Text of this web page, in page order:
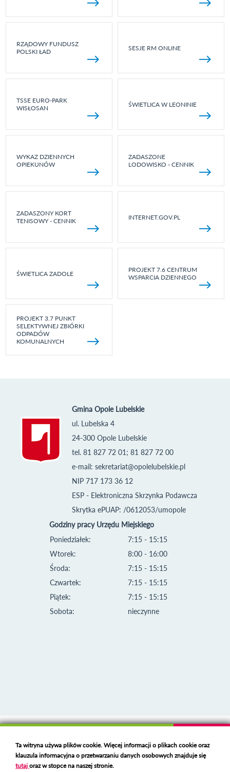
RZĄDOWY FUNDUSZ
POLSKI ŁAD
SESJE RM ONLINE
TSSE EURO-PARK
WISŁOSAN
ŚWIETLICA W LEONINIE
WYKAZ DZIENNYCH
OPIEKUNÓW
ZADASZONE
LODOWISKO - CENNIK
ZADASZONY KORT
TENISOWY - CENNIK
INTERNET.GOV.PL
ŚWIETLICA ZADOLE
PROJEKT 7.6 CENTRUM
WSPARCIA DZIENNEGO
PROJEKT 3.7 PUNKT
SELEKTYWNEJ ZBIÓRKI
ODPADÓW
KOMUNALNYCH
Gmina Opole Lubelskie
ul. Lubelska 4
24-300 Opole Lubelskie
tel. 81 827 72 01; 81 827 72 00
e-mail: sekretariat@opolelubelskie.pl
NIP 717 173 36 12
ESP - Elektroniczna Skrzynka Podawcza
Skrytka ePUAP: /0612053/umopole
Godziny pracy Urzędu Miejskiego
Poniedziałek:
Wtorek:
Środa:
Czwartek:
Piątek:
Sobota:
7:15 - 15:15
8:00 - 16:00
7:15 - 15:15
7:15 - 15:15
7:15 - 15:15
nieczynne
Deklaracja dostępności
Polski serwer RBL
https://polspam.pl/
Ta witryna używa plików cookie. Więcej informacji o plikach cookie oraz
klauzula informacyjna o przetwarzaniu danych osobowych znajduje się
tutajoraz w stopce na naszej stronie.